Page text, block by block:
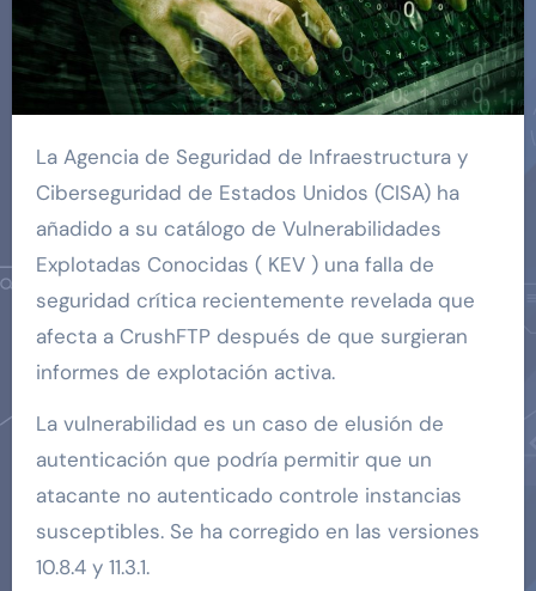
La Agencia de Seguridad de Infraestructura y
Ciberseguridad de Estados Unidos (CISA) ha
añadido a su catálogo de Vulnerabilidades
Explotadas Conocidas ( KEV ) una falla de
seguridad crítica recientemente revelada que
afecta a CrushFTP después de que surgieran
informes de explotación activa.
La vulnerabilidad es un caso de elusión de
autenticación que podría permitir que un
atacante no autenticado controle instancias
susceptibles. Se ha corregido en las versiones
10.8.4 y 11.3.1.